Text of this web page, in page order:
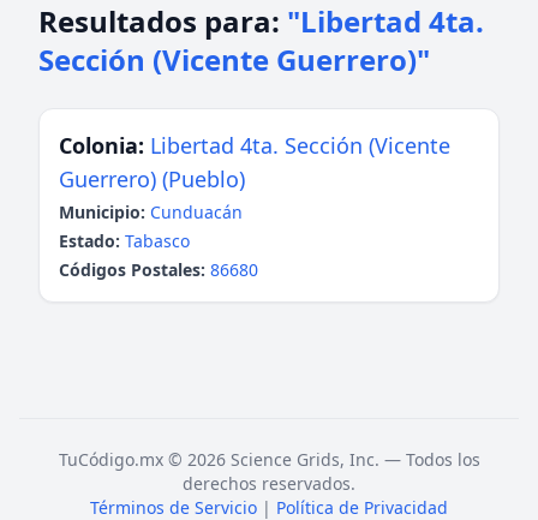
Resultados para: "Libertad 4ta.
Sección (Vicente Guerrero)"
Colonia: Libertad 4ta. Sección (Vicente
Guerrero) (Pueblo)
Municipio: Cunduacán
Estado: Tabasco
Códigos Postales: 86680
TuCódigo.mx © 2026 Science Grids, Inc. — Todos los
derechos reservados.
Términos de Servicio | Política de Privacidad